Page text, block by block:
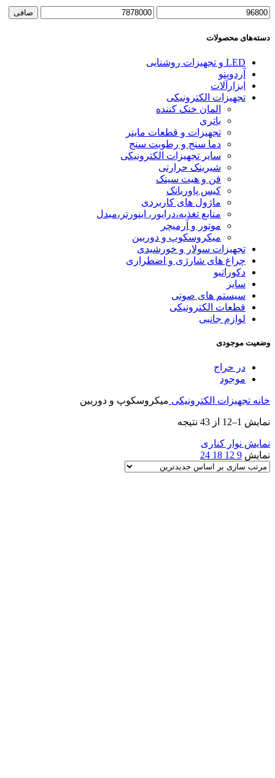
حداقل
حداكثر
صافی
دسته‌های محصولات
LED و تجهیزات روشنایی
آردوینو
ابزارآلات
تجهیزات الکترونیکی
المان خنک کننده
باتری
تجهیزات و قطعات ماینر
دما سنج و رطوبت سنج
سایر تجهیزات الکترونیکی
شیرینک حرارتی
فن و هیت سینک
کیس پاوربانک
ماژول های کاربردی
منابع تغذیه،درایور، اینورتر،مبدل
موتور و آرمیچر
میکروسکوپ و دوربین
تجهیزات سولار و خورشیدی
چراغ های شارژی و اضطراری
دکوراتیو
سایر
سیستم های صوتی
قطعات الکترونیکی
لوازم جانبی
وضعیت موجودی
در حراج
موجود
خانه تجهیزات الکترونیکی میکروسکوپ و دوربین
نمایش 1–12 از 43 نتیجه
نمایش نوار کناری
نمایش 9
12
18
24